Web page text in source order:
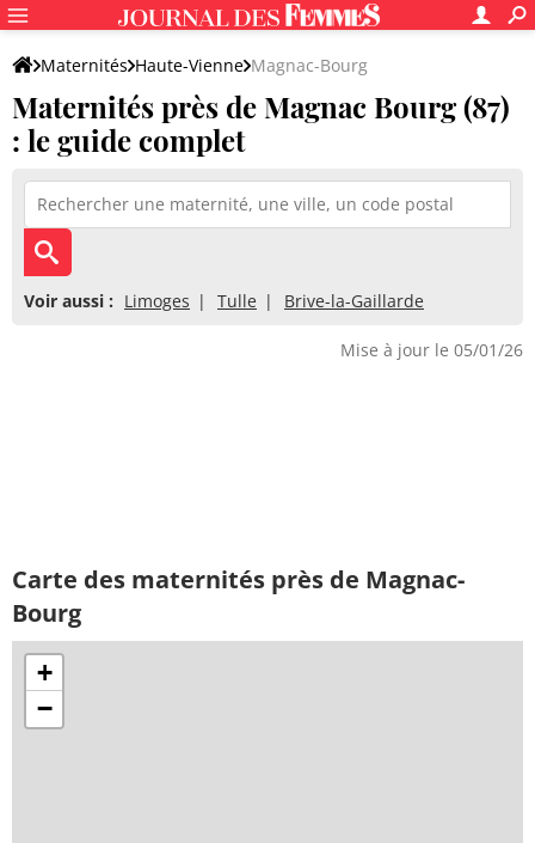
Maternités Haute-Vienne Magnac-Bourg
Maternités près de Magnac Bourg (87)
: le guide complet
Voir aussi : Limoges Tulle Brive-la-Gaillarde
Mise à jour le 05/01/26
Carte des maternités près de Magnac-
Bourg
+
−